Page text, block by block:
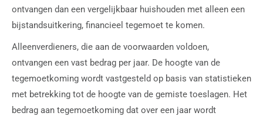
ontvangen dan een vergelijkbaar huishouden met alleen een
bijstandsuitkering, financieel tegemoet te komen.
Alleenverdieners, die aan de voorwaarden voldoen,
ontvangen een vast bedrag per jaar. De hoogte van de
tegemoetkoming wordt vastgesteld op basis van statistieken
met betrekking tot de hoogte van de gemiste toeslagen. Het
bedrag aan tegemoetkoming dat over een jaar wordt